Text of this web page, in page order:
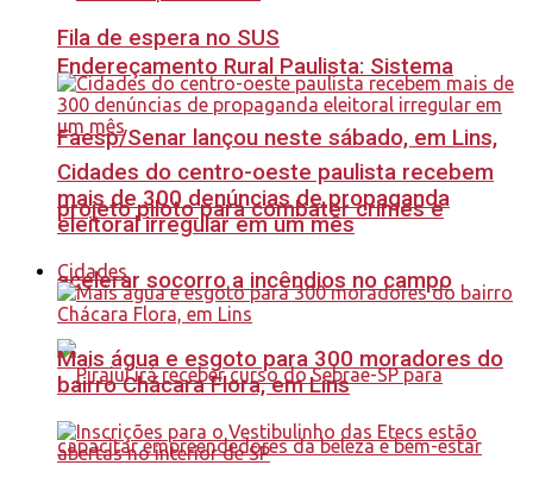
Endereçamento Rural Paulista: Sistema
Faesp/Senar lançou neste sábado, em Lins,
projeto piloto para combater crimes e
acelerar socorro a incêndios no campo
Fila de espera no SUS
Cidades do centro-oeste paulista recebem
mais de 300 denúncias de propaganda
eleitoral irregular em um mês
Cidades
Mais água e esgoto para 300 moradores do
bairro Chácara Flora, em Lins